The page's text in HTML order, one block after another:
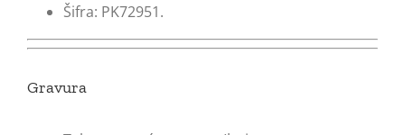
Šifra: PK72951.
Gravura